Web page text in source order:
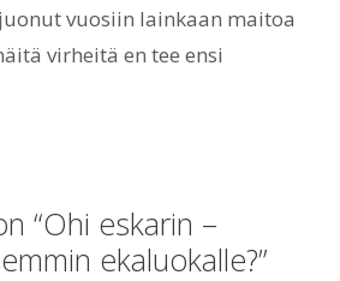
vuosiin lainkaan maitoa
virheitä en tee ensi
“Ohi eskarin –
ekaluokalle?”